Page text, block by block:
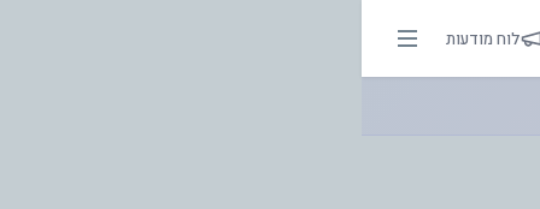
לוח מודעות